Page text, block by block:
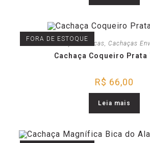
FORA DE ESTOQUE
Cachaças Brancas, Cachaças
Cachaça Coqueiro Prata
R$ 66,00
Leia mais